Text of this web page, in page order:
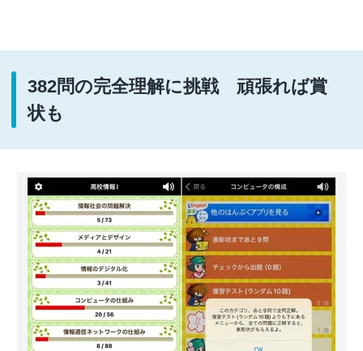
382問の完全理解に挑戦 頑張れば賞
状も